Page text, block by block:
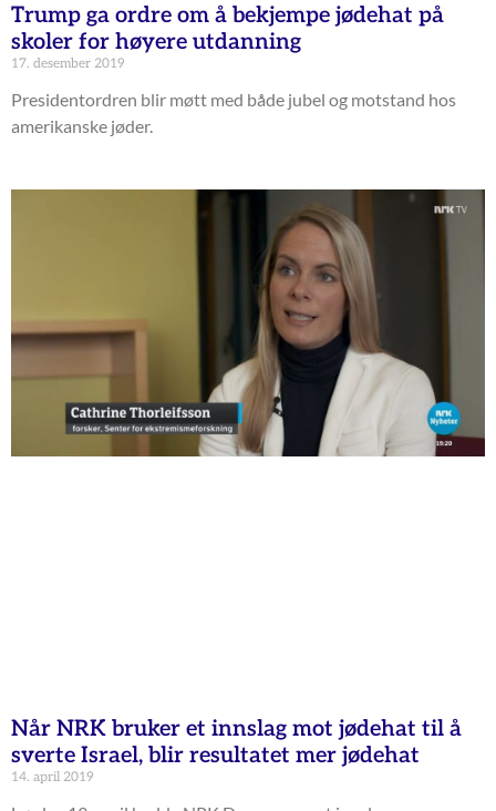
Trump ga ordre om å bekjempe jødehat på
skoler for høyere utdanning
17. desember 2019
Presidentordren blir møtt med både jubel og motstand hos
amerikanske jøder.
Når NRK bruker et innslag mot jødehat til å
sverte Israel, blir resultatet mer jødehat
14. april 2019